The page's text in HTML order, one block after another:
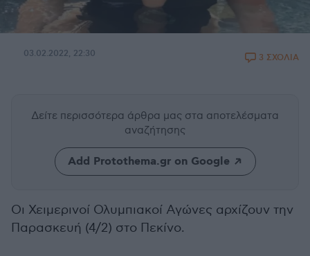
03.02.2022, 22:30 3 ΣΧΟΛΙΑ
Δείτε περισσότερα άρθρα μας στα αποτελέσματα
αναζήτησης
Add Protothema.gr on Google
Οι Χειμερινοί Ολυμπιακοί Αγώνες αρχίζουν την
Παρασκευή (4/2) στο Πεκίνο.